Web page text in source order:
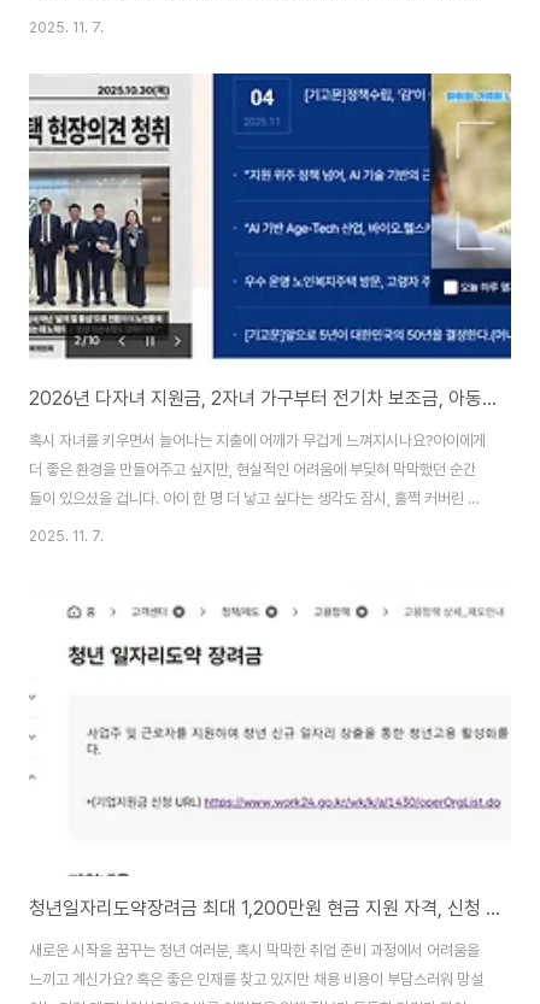
자 고민하지 마세요.바로 당신의 열정과 아이디어를 현실로 만들어 줄 든든한
게만 느껴졌던 정책을 하나하나 쉽게 풀어드리고, 여러분의 꿈이 활짝 피어날
수 있도록 희망의 씨앗을 심어드리겠습니다.당신의 꿈에 날개를 달아줄게요!창
업의 꿈을 꾸는 청년들을 위해 마련된 특별한 기회, '2026년 청년창업 활성화
지원금'은 단순히 돈을 지원하는 것을 넘어섭니다.이 정책은 번뜩이는 아이디
어를 가졌지만 초기 자..
2025. 11. 7.
2026년 다자녀 지원금, 2자녀 가구부터 전기차 보조금, 아동수당 현금 혜택 즉시 확인!
혹시 자녀를 키우면서 늘어나는 지출에 어깨가 무겁게 느껴지시나요?아이에게
더 좋은 환경을 만들어주고 싶지만, 현실적인 어려움에 부딪혀 막막했던 순간
들이 있으셨을 겁니다. 아이 한 명 더 낳고 싶다는 생각도 잠시, 훌쩍 커버린 경
제적 부담감에 망설이셨을지도 모릅니다.그런 분들의 마음을 조금이나마 덜어
전보다 훨씬 더 풍성하고 다양한 혜택을 누릴 수 있게 됩니다.두 아이, 두 배의
행복!2026년부터 시작되는 '다자녀가구 양육 지원'은 아이 키우는 부담을 함
께 나누고, 모든 가정이 행복하게 아이를 키울 수 있는 사회를 만들기 위해 마련
되었습니다. 가장 큰 변..
2025. 11. 7.
청년일자리도약장려금 최대 1,200만원 현금 지원 자격, 신청 기간 총정리!
새로운 시작을 꿈꾸는 청년 여러분, 혹시 막막한 취업 준비 과정에서 어려움을
느끼고 계신가요? 혹은 좋은 인재를 찾고 있지만 채용 비용이 부담스러워 망설